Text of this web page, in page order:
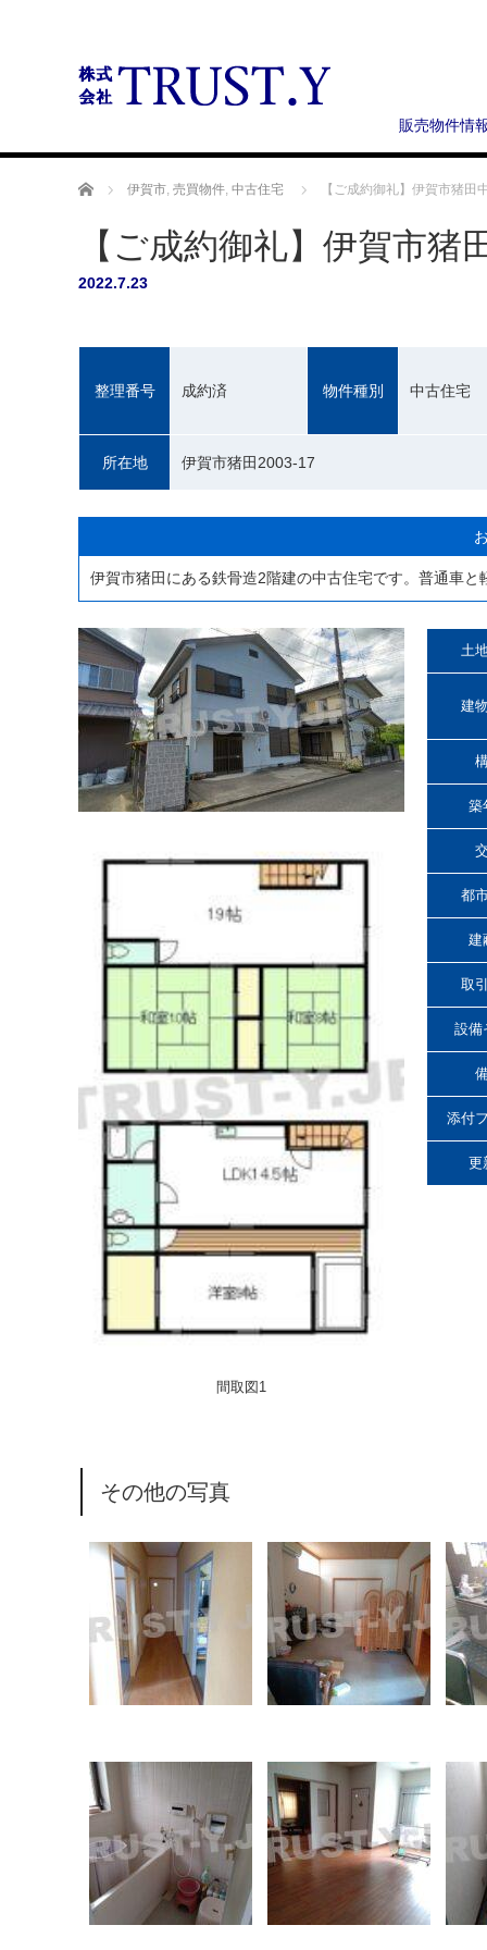
販売物件情
ホーム 伊賀市, 売買物件, 中古住宅 【ご成約御礼】伊賀市猪田
【ご成約御礼】伊賀市猪
2022.7.23
整理番号 成約済 物件種別 中古住宅
所在地 伊賀市猪田2003-17
伊賀市猪田にある鉄骨造2階建の中古住宅です。普通車
間取図1
土
建
築
都
建
取
設備
添付
更
その他の写真